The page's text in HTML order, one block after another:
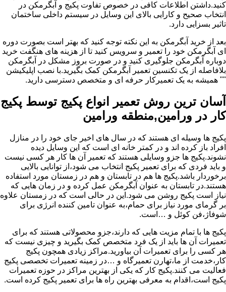
کنید.داشتن اطلاعات کافی در خصوص تفاوت پکیج و آبگرمکن در
انتخاب صحیح و کارایی بالای این وسایل در سیستم داخلی ساختمان
تاثیر بسزایی دارد.
بعد از خرید آبگرمکن به این نکته توجه کنید که بهتر است بصورت دوره
ای آبگرمکن خود را تعمیر و سرویس کنید تا از هزینه های هنگفت خرید
دوباره آبگرمکن جلوگیری کنید و در صورت بروز مشکل در آبگرمکن
بلافاصله از یک تکنسین تعمیر آبگرمکن کمک بگیرید.با نصب اپلیکیشن
"" همیشه به یک تعمیرکار حرفه ای و متخصص دسترسی دارید.
آسان ترین روش تعمیر انواع پکیج توسط پکیج
کار در ورامین,منطقه ورامین
پکیج ها وسیله ای هستند که در سال های اخیر جای خود را در منازل
افراد باز کرده اند و در کمتر خانه ای است که این وسایل دیده
نشوند.پکیج ها جزو وسایلی هستند که تعمیر آن ها کار هر کسی نیست
و باید فردی که برای تعمیر پکیج انتخاب می شود،از توانایی بالایی
برخوردار باشد.پکیج ها هم در تابستان و هم در زمستان مورد استفاده
هستند.در تابستان به عنوان آبگرمکن عمل کرده و در زمان هایی که
نیاز است پکیج روشن می شود.این در حالی است که در زمستان علاوه
بر گرمای مورد نیاز برای حمام،به عنوان تامین کننده انرژی برای
شوفاژ،فن کوئل و …است.
پکیج ها با تمام مزیت هایی که دارند،جزو محصولاتی هستند که برای
تعمیرات آن ها باید از یک فرد متخصص کمک بگیرید و چیزی نیست که
هر کسی را برای تعمیرات آن بیاورید.مراکز زیادی همچون پکیج
کار،خدمت از ما،تهارن تعمیرگاه و …در زمینه تعمیرات تخصصی پکیج
فعالیت می کنند.پکیج کار که یکی از بهترین مراکز در حوزه تعمیرات
پکیج است،اقدام به معرفی بهترین راه ها برای تعمیر پکیج کرده است.